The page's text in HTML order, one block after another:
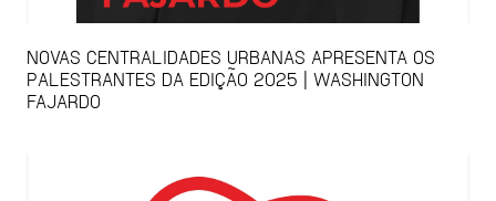
NOVAS CENTRALIDADES URBANAS APRESENTA OS
PALESTRANTES DA EDIÇÃO 2025 | WASHINGTON
FAJARDO